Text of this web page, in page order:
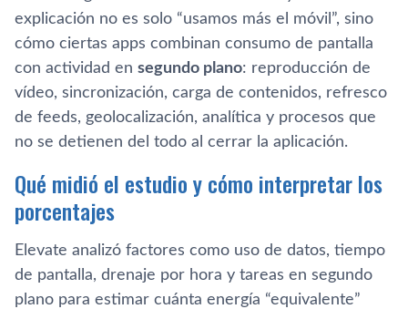
explicación no es solo “usamos más el móvil”, sino
cómo ciertas apps combinan consumo de pantalla
con actividad en segundo plano: reproducción de
vídeo, sincronización, carga de contenidos, refresco
de feeds, geolocalización, analítica y procesos que
no se detienen del todo al cerrar la aplicación.
Qué midió el estudio y cómo interpretar los
porcentajes
Elevate analizó factores como uso de datos, tiempo
de pantalla, drenaje por hora y tareas en segundo
plano para estimar cuánta energía “equivalente”